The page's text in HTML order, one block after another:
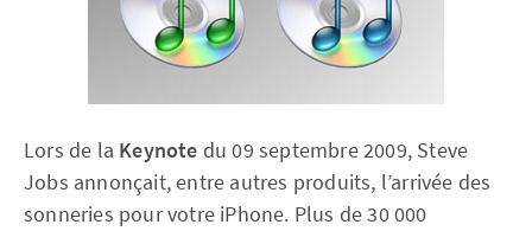
Lors de la Keynote du 09 septembre 2009, Steve
Jobs annonçait, entre autres produits, l’arrivée des
sonneries pour votre iPhone. Plus de 30 000